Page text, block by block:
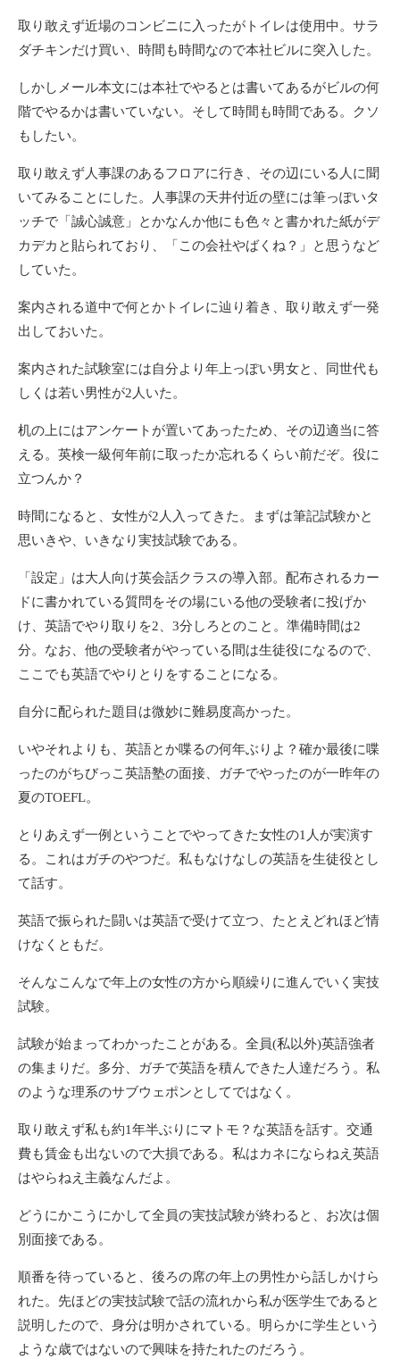
取り敢えず近場のコンビニに入ったがトイレは使用中。サラ
ダチキンだけ買い、時間も時間なので本社ビルに突入した。
しかしメール本文には本社でやるとは書いてあるがビルの何
階でやるかは書いていない。そして時間も時間である。クソ
もしたい。
取り敢えず人事課のあるフロアに行き、その辺にいる人に聞
いてみることにした。人事課の天井付近の壁には筆っぽいタ
ッチで「誠心誠意」とかなんか他にも色々と書かれた紙がデ
カデカと貼られており、「この会社やばくね？」と思うなど
していた。
案内される道中で何とかトイレに辿り着き、取り敢えず一発
出しておいた。
案内された試験室には自分より年上っぽい男女と、同世代も
しくは若い男性が2人いた。
机の上にはアンケートが置いてあったため、その辺適当に答
える。英検一級何年前に取ったか忘れるくらい前だぞ。役に
立つんか？
時間になると、女性が2人入ってきた。まずは筆記試験かと
思いきや、いきなり実技試験である。
「設定」は大人向け英会話クラスの導入部。配布されるカー
ドに書かれている質問をその場にいる他の受験者に投げか
け、英語でやり取りを2、3分しろとのこと。準備時間は2
分。なお、他の受験者がやっている間は生徒役になるので、
ここでも英語でやりとりをすることになる。
自分に配られた題目は微妙に難易度高かった。
いやそれよりも、英語とか喋るの何年ぶりよ？確か最後に喋
ったのがちびっこ英語塾の面接、ガチでやったのが一昨年の
夏のTOEFL。
とりあえず一例ということでやってきた女性の1人が実演す
る。これはガチのやつだ。私もなけなしの英語を生徒役とし
て話す。
英語で振られた闘いは英語で受けて立つ、たとえどれほど情
けなくともだ。
そんなこんなで年上の女性の方から順繰りに進んでいく実技
試験。
試験が始まってわかったことがある。全員(私以外)英語強者
の集まりだ。多分、ガチで英語を積んできた人達だろう。私
のような理系のサブウェポンとしてではなく。
取り敢えず私も約1年半ぶりにマトモ？な英語を話す。交通
費も賃金も出ないので大損である。私はカネにならねえ英語
はやらねえ主義なんだよ。
どうにかこうにかして全員の実技試験が終わると、お次は個
別面接である。
順番を待っていると、後ろの席の年上の男性から話しかけら
れた。先ほどの実技試験で話の流れから私が医学生であると
説明したので、身分は明かされている。明らかに学生という
ような歳ではないので興味を持たれたのだろう。